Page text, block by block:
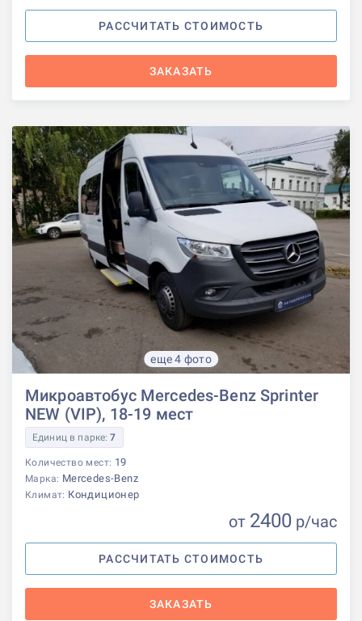
РАССЧИТАТЬ СТОИМОСТЬ
ЗАКАЗАТЬ
еще 4 фото
Микроавтобус Mercedes-Benz Sprinter
NEW (VIP), 18-19 мест
Единиц в парке:7
Количество мест: 19
Марка: Mercedes-Benz
Климат: Кондиционер
от 2400 р/час
РАССЧИТАТЬ СТОИМОСТЬ
ЗАКАЗАТЬ